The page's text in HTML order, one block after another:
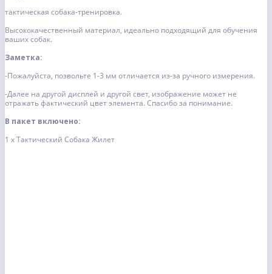
тактическая собака-тренировка.
Высококачественный материал, идеально подходящий для обучения
ваших собак.
Заметка:
-Пожалуйста, позвольте 1-3 мм отличается из-за ручного измерения.
-Далее на другой дисплей и другой свет, изображение может не
отражать фактический цвет элемента. Спасибо за понимание.
В пакет включено:
1 х Тактический Собака Жилет